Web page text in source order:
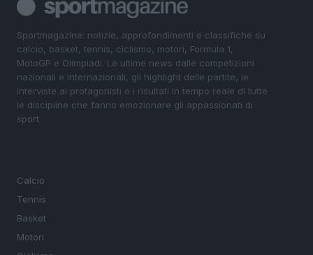
Sportmagazine: notizie, approfondimenti e classifiche su
calcio, basket, tennis, ciclismo, motori, Formula 1,
MotoGP e Olimpiadi. Le ultime news dalle competizioni
nazionali e internazionali, gli highlight delle partite, le
interviste ai protagonisti e i risultati in tempo reale di tutte
le discipline che fanno emozionare gli appassionati di
sport.
Calcio
Tennis
Basket
Motori